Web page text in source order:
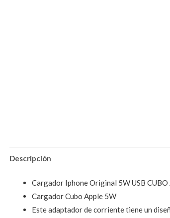
Descripción
Cargador Iphone Original 5W USB
Cargador Cubo Apple 5W
Este adaptador de corriente tiene un